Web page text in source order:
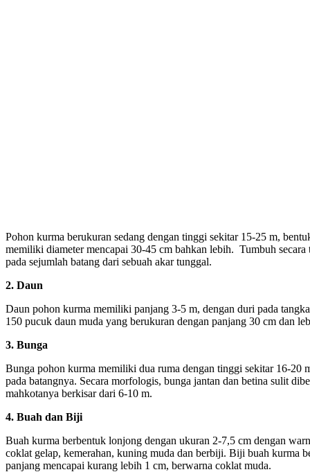
Pohon kurma berukuran sedang dengan tinggi sekitar 15-25 m,
memiliki diameter mencapai 30-45 cm bahkan lebih. Tumbuh
pada sejumlah batang dari sebuah akar tunggal.
2. Daun
Daun pohon kurma memiliki panjang 3-5 m, dengan duri pada
150 pucuk daun muda yang berukuran dengan panjang 30 cm dan
3. Bunga
Bunga pohon kurma memiliki dua ruma dengan tinggi sekitar 16-20
pada batangnya. Secara morfologis, bunga jantan dan betina sulit
mahkotanya berkisar dari 6-10 m.
4. Buah dan Biji
Buah kurma berbentuk lonjong dengan ukuran 2-7,5 cm dengan
coklat gelap, kemerahan, kuning muda dan berbiji. Biji buah kurma
panjang mencapai kurang lebih 1 cm, berwarna coklat muda.